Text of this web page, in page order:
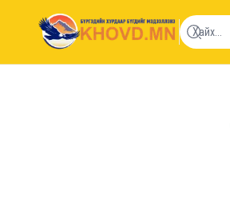
khovd.mn